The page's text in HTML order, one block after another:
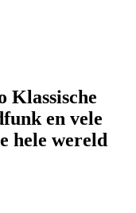
Klassische
en vele
hele wereld